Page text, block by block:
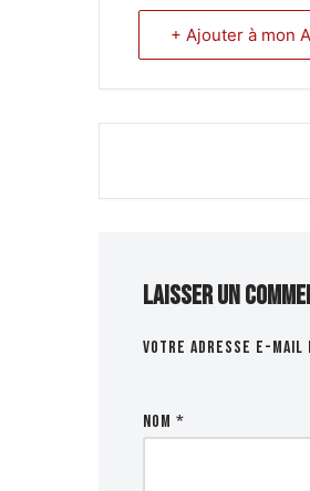
+ Ajouter à mon
Laisser un
Votre adresse e-mail
Nom *